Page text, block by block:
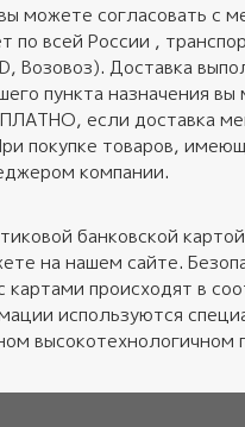
можете согласовать с
по всей России ,
Доставка
пункта назначения
если доставка
покупке товаров,
компании.
банковской
на нашем сайте.
картами происходят в
используются
высокотехнологичном